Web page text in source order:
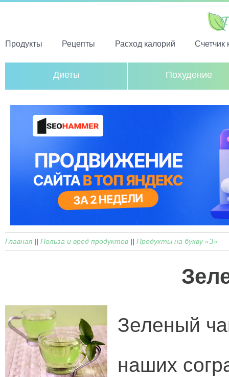
Продукты Рецепты Расход калорий Счетчик
Диеты Похудение
Главная || Польза и вред продуктов || Продукты на букву «З»
Зеленый
наших